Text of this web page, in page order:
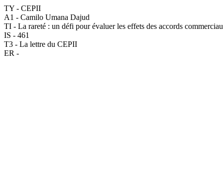
TY - CEPII
A1 - Camilo Umana Dajud
TI - La rareté : un défi pour évaluer les effets des accords
IS - 461
T3 - La lettre du CEPII
ER -